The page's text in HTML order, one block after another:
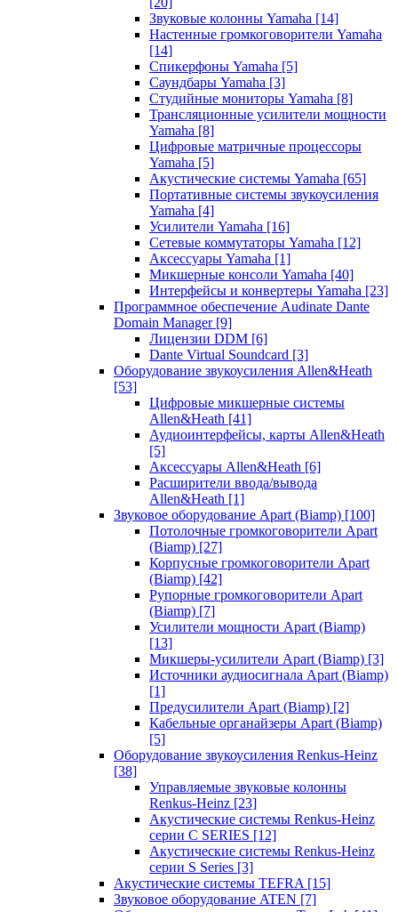
Звуковые колонны Yamaha [14]
Настенные громкоговорители Yamaha
[14]
Спикерфоны Yamaha [5]
Саундбары Yamaha [3]
Студийные мониторы Yamaha [8]
Трансляционные усилители мощности
Yamaha [8]
Цифровые матричные процессоры
Yamaha [5]
Акустические системы Yamaha [65]
Портативные системы звукоусиления
Yamaha [4]
Усилители Yamaha [16]
Сетевые коммутаторы Yamaha [12]
Аксессуары Yamaha [1]
Микшерные консоли Yamaha [40]
Интерфейсы и конвертеры Yamaha [23]
Программное обеспечение Audinate Dante
Domain Manager [9]
Лицензии DDM [6]
Dante Virtual Soundcard [3]
Оборудование звукоусиления Allen&Heath
[53]
Цифровые микшерные системы
Allen&Heath [41]
Аудиоинтерфейсы, карты Allen&Heath
[5]
Аксессуары Allen&Heath [6]
Расширители ввода/вывода
Allen&Heath [1]
Звуковое оборудование Apart (Biamp) [100]
Потолочные громкоговорители Apart
(Biamp) [27]
Корпусные громкоговорители Apart
(Biamp) [42]
Рупорные громкоговорители Apart
(Biamp) [7]
Усилители мощности Apart (Biamp)
[13]
Микшеры-усилители Apart (Biamp) [3]
Источники аудиосигнала Apart (Biamp)
[1]
Предусилители Apart (Biamp) [2]
Кабельные органайзеры Apart (Biamp)
[5]
Оборудование звукоусиления Renkus-Heinz
[38]
Управляемые звуковые колонны
Renkus-Heinz [23]
Акустические системы Renkus-Heinz
серии C SERIES [12]
Акустические системы Renkus-Heinz
серии S Series [3]
Акустические системы TEFRA [15]
Звуковое оборудование ATEN [7]